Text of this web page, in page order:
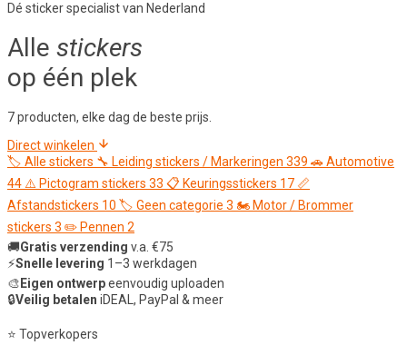
Dé sticker specialist van Nederland
Alle stickers
op één plek
7 producten, elke dag de beste prijs.
Direct winkelen
🏷️ Alle stickers 🔧 Leiding stickers / Markeringen 339 🚗Automotive
44 ⚠️ Pictogram stickers 33 📋 Keuringsstickers 17 📏
Afstandstickers 10 🏷️ Geen categorie 3 🏍️ Motor / Brommer
stickers 3 ✏️ Pennen 2
🚚Gratis verzending v.a. €75
⚡Snelle levering 1–3 werkdagen
🎨 Eigen ontwerpeenvoudig uploaden
🔒Veilig betalen iDEAL, PayPal & meer
⭐ Topverkopers